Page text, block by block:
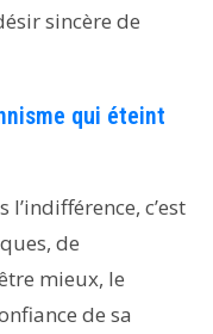
sincère de
qui éteint
l’indifférence, c’est
de
mieux, le
de sa